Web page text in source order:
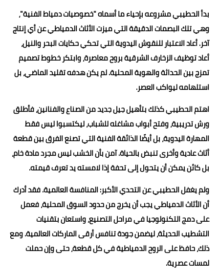
بدأ الحطيبي مشروعه بإحياء ما أسماه "خصوصيات دمياط الفنية"،
وهي تلك البصمات الدقيقة التي ميزت الأثاث الدمياطي عن أي إنتاج
آخر. أعاد الاعتبار للنقوش اليدوية التي تحكي حكايات البحر والنيل،
أعاد توظيف الزخارف الشرقية بروح معاصرة، وابتكر خطوط تصميم
تمزج بين الحداثة والهوية المحلية. لم يكن هدفه تقليد الماضي، بل
استلهامه ليواكب العصر.
اهتم الحطيبي كذلك بتأهيل جيل جديد من الصناع والفنانين، فأطلق
ورش تدريبية، وفتح أبواب مشاغله للشباب، ليكتسبوا ليس فقط
المهارة اليدوية، بل أيضًا الذائقة الفنية التي تصنع الفرق بين قطعة
أثاث عادية وأخرى تنبض بالحياة. آمن بأن الخشب ليس مجرد مادة خام،
بل كائن يمكن أن يتحول إلى تحفة إذا لامسته يد تعرف قيمته.
ولم يغفل الحطيبي عن التحدي الأكبر: المنافسة العالمية. فقد أدرك
أن الأثاث الدمياطي يجب أن يخرج من حدود السوق المحلية، فعمل
على دمج التكنولوجيا في مراحل التصنيع، واستعان بتقنيات
التشطيب الحديثة، ليضمن جودة تنافس أرقى الماركات العالمية. ومع
ذلك، حافظ على الروح الدمياطية في كل قطعة، حتى وإن حملت
لمسات عصرية.